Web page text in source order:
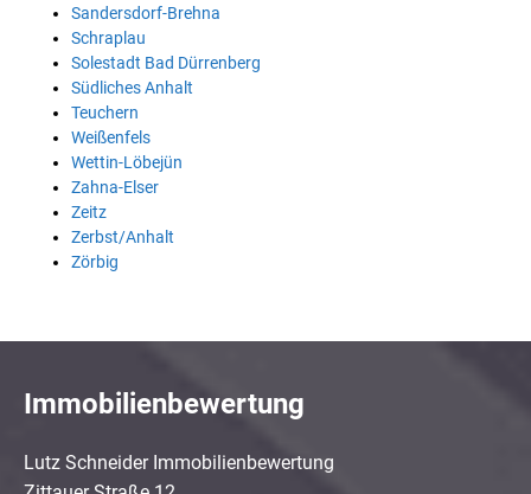
Sandersdorf-Brehna
Schraplau
Solestadt Bad Dürrenberg
Südliches Anhalt
Teuchern
Weißenfels
Wettin-Löbejün
Zahna-Elser
Zeitz
Zerbst/Anhalt
Zörbig
Immobilienbewertung
Lutz Schneider Immobilienbewertung